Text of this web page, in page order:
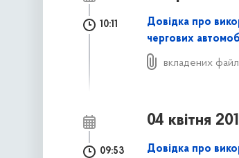
10:11
Довідка про
чергових
вкладених
04 квітня
09:53
Довідка про